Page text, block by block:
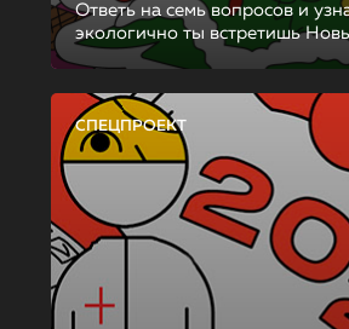
Ответь на семь вопросов и
экологично ты встретишь
СПЕЦПРОЕКТ